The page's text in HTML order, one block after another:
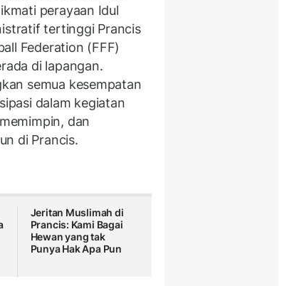
perayaan Idul
tertinggi Prancis
Federation (FFF)
di lapangan.
semua kesempatan
dalam kegiatan
dan
di Prancis.
Jeritan Muslimah di
Prancis: Kami Bagai
Hewan yang tak
Punya Hak Apa Pun